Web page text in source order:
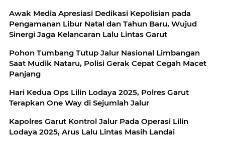
Awak Media Apresiasi Dedikasi Kepolisian pada
Pengamanan Libur Natal dan Tahun Baru, Wujud
Sinergi Jaga Kelancaran Lalu Lintas Garut
Pohon Tumbang Tutup Jalur Nasional Limbangan
Saat Mudik Nataru, Polisi Gerak Cepat Cegah Macet
Panjang
Hari Kedua Ops Lilin Lodaya 2025, Polres Garut
Terapkan One Way di Sejumlah Jalur
Kapolres Garut Kontrol Jalur Pada Operasi Lilin
Lodaya 2025, Arus Lalu Lintas Masih Landai